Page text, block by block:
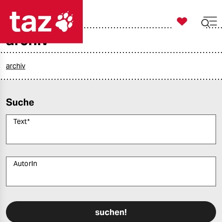
politik
gesellschaft
sport

taz zahl ich
archiv
archiv
Suche
Text*
AutorIn